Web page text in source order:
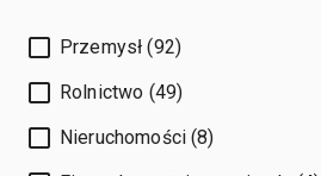
Przemysł (92)
Rolnictwo (49)
Nieruchomości (8)